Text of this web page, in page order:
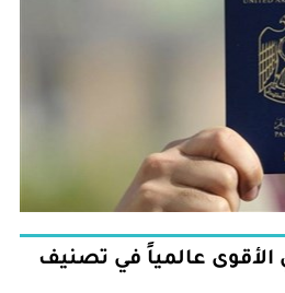
الأقوى عالمياً في تصنيف